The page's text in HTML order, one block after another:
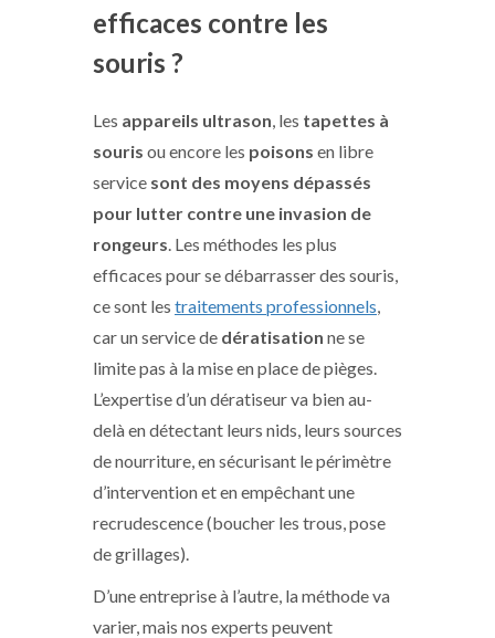
efficaces contre les
souris ?
Les appareils ultrason, les tapettes à
souris ou encore les poisons en libre
service sont des moyens dépassés
pour lutter contre une invasion de
rongeurs. Les méthodes les plus
efficaces pour se débarrasser des souris,
ce sont les traitements professionnels,
car un service de dératisation ne se
limite pas à la mise en place de pièges.
L’expertise d’un dératiseur va bien au-
delà en détectant leurs nids, leurs sources
de nourriture, en sécurisant le périmètre
d’intervention et en empêchant une
recrudescence (boucher les trous, pose
de grillages).
D’une entreprise à l’autre, la méthode va
varier, mais nos experts peuvent